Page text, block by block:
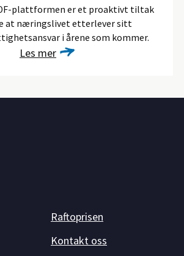
plattformen er et proaktivt tiltak
at næringslivet etterlever sitt
i årene som kommer.
Les mer
Raftoprisen
Kontakt oss